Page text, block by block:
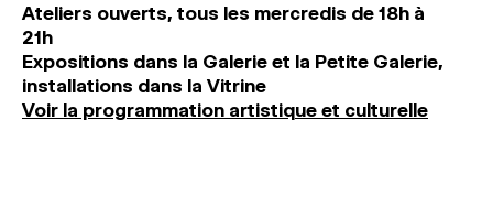
Ateliers ouverts, tous les mercredis de 18h à
21h
Expositions dans la Galerie et la Petite Galerie,
installations dans la Vitrine
Voir la programmation artistique et culturelle